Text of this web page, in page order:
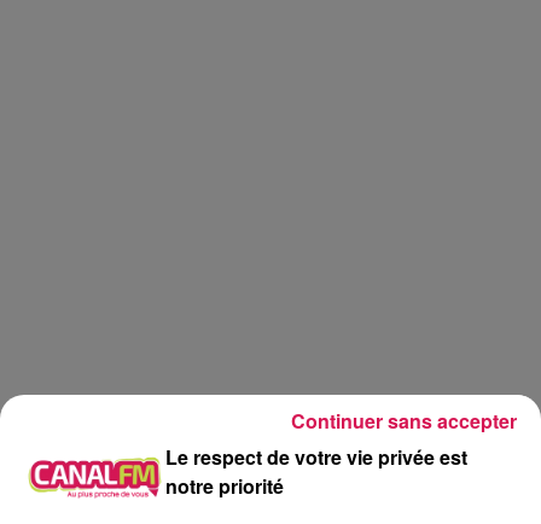
Le respect de votre vie privée est
notre priorité
Continuer sans accepter